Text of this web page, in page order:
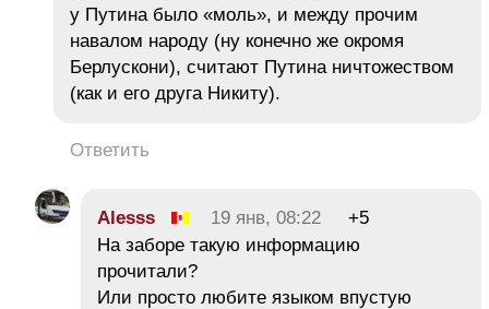
у Путина было «моль», и между прочим
навалом народу (ну конечно же окромя
Берлускони), считают Путина ничтожеством
(как и его друга Никиту).
Ответить
Alesss 19 янв, 08:22
+5
На заборе такую информацию
прочитали?
Или просто любите языком впустую